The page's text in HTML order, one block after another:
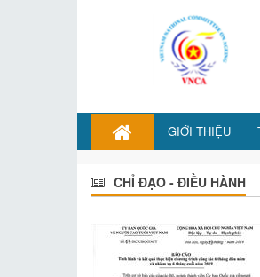
GIỚI THIỆU
CHỈ ĐẠO - ĐIỀU HÀNH